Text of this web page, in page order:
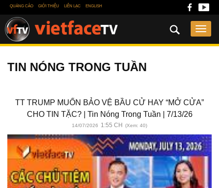
QUẢNG CÁO GIỚI THIỆU LIÊN LẠC ENGLISH
TIN NÓNG TRONG TUẦN
TT TRUMP MUỐN BẢO VỆ BẦU CỬ HAY “MỞ CỬA”
CHO TIN TẶC? | Tin Nóng Trong Tuần | 7/13/26
14/07/2026 1:55 CH (Xem: 40)